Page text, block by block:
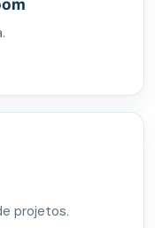
projetos.